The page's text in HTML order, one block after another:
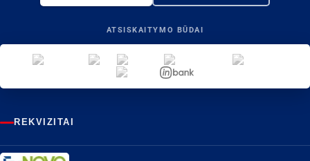
ATSISKAITYMO BŪDAI
REKVIZITAI